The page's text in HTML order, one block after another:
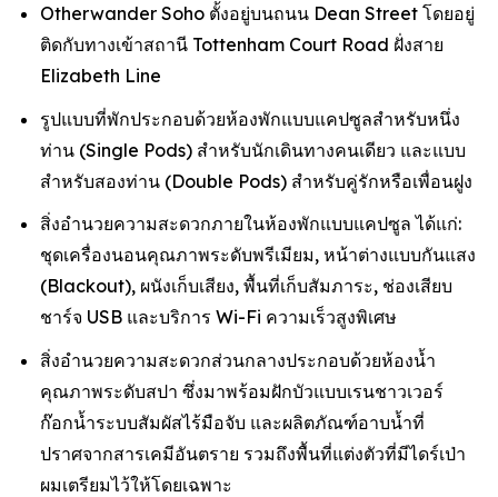
Otherwander Soho ตั้งอยู่บนถนน Dean Street โดยอยู่
ติดกับทางเข้าสถานี Tottenham Court Road ฝั่งสาย
Elizabeth Line
รูปแบบที่พักประกอบด้วยห้องพักแบบแคปซูลสำหรับหนึ่ง
ท่าน (Single Pods) สำหรับนักเดินทางคนเดียว และแบบ
สำหรับสองท่าน (Double Pods) สำหรับคู่รักหรือเพื่อนฝูง
สิ่งอำนวยความสะดวกภายในห้องพักแบบแคปซูล ได้แก่:
ชุดเครื่องนอนคุณภาพระดับพรีเมียม, หน้าต่างแบบกันแสง
(Blackout), ผนังเก็บเสียง, พื้นที่เก็บสัมภาระ, ช่องเสียบ
ชาร์จ USB และบริการ Wi-Fi ความเร็วสูงพิเศษ
สิ่งอำนวยความสะดวกส่วนกลางประกอบด้วยห้องน้ำ
คุณภาพระดับสปา ซึ่งมาพร้อมฝักบัวแบบเรนชาวเวอร์
ก๊อกน้ำระบบสัมผัสไร้มือจับ และผลิตภัณฑ์อาบน้ำที่
ปราศจากสารเคมีอันตราย รวมถึงพื้นที่แต่งตัวที่มีไดร์เป่า
ผมเตรียมไว้ให้โดยเฉพาะ